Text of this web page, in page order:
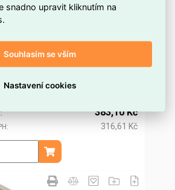
více než 5 m
ML-761.036.43.2
ELSVOS0854665
8595607100625
383,10 Kč
316,61 Kč
m
Přidat do košíku
snadno upravit kliknutím na
Souhlasím se vším
Nastavení cookies